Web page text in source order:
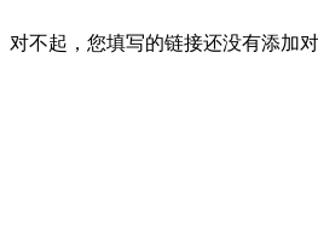
对不起，您填写的链接还没有添加